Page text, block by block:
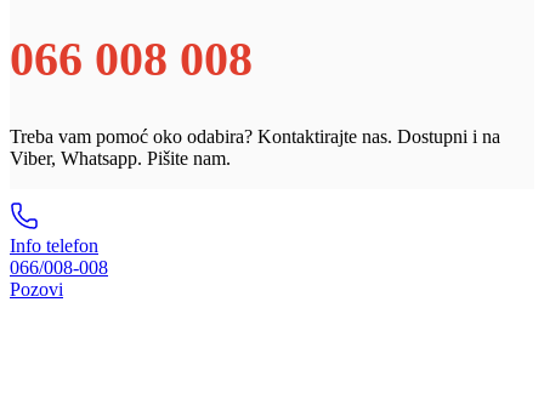
066 008 008
Treba vam pomoć oko odabira? Kontaktirajte nas. Dostupni i na
Viber, Whatsapp. Pišite nam.
Info telefon
066/008-008
Pozovi